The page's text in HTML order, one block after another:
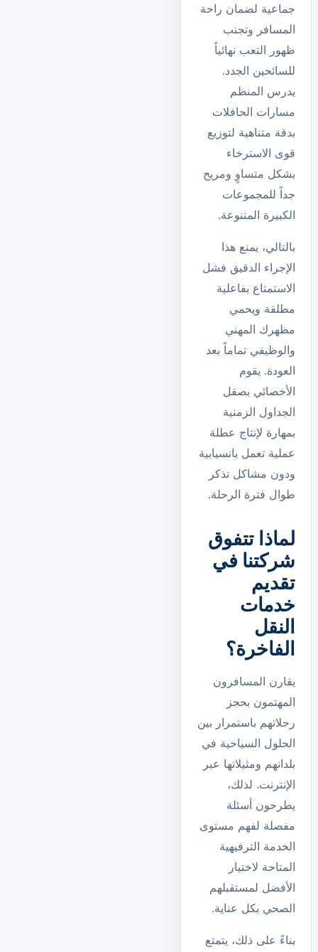
جماعية لضمان راحة
المسافر وتجنب
ظهور التعب نهائياً
للسائحين الجدد.
يدرس المنظم
مسارات الحافلات
بدقة متناهية لتوزيع
قوى الاسترخاء
بشكل متساوٍ ومريح
جداً للمجموعات
الكبيرة المتنوعة.
بالتالي، يمنع هذا
الإجراء الدقيق فشل
الاستمتاع بفاعلية
مطلقة ويحمي
مظهرك المهني
والوظيفي تماماً بعد
العودة. يقوم
الأخصائي بصقل
الجداول الزمنية
بمهارة لإنتاج عطلة
عملية تعمل بانسيابية
ودون مشاكل تذكر
طوال فترة الرحلة.
لماذا تتفوق
شركتنا في
تقديم
خدمات
النقل
الفاخرة؟
يقارن المسافرون
المهتمون بحجز
رحلاتهم باستمرار بين
الحلول السياحية في
بلدانهم ومثيلاتها عبر
الإنترنت. لذلك،
يطرحون أسئلة
مفصلة لفهم مستوى
الخدمة الترفيهية
المتاحة لاختيار
الأفضل لمستقبلهم
الصحي بكل عناية.
بناءً على ذلك، يتمتع